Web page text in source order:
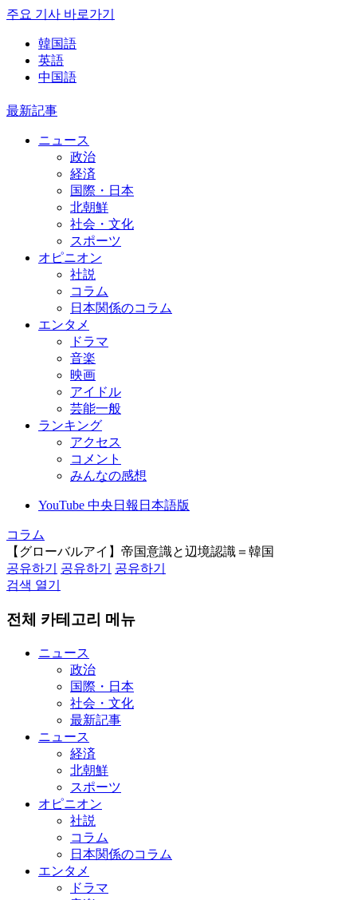
주요 기사 바로가기
韓国語
英語
中国語
最新記事
ニュース
政治
経済
国際・日本
北朝鮮
社会・文化
スポーツ
オピニオン
社説
コラム
日本関係のコラム
エンタメ
ドラマ
音楽
映画
アイドル
芸能一般
ランキング
アクセス
コメント
みんなの感想
YouTube 中央日報日本語版
コラム
【グローバルアイ】帝国意識と辺境認識＝韓国
공유하기
공유하기
공유하기
검색 열기
전체 카테고리 메뉴
ニュース
政治
国際・日本
社会・文化
最新記事
ニュース
経済
北朝鮮
スポーツ
オピニオン
社説
コラム
日本関係のコラム
エンタメ
ドラマ